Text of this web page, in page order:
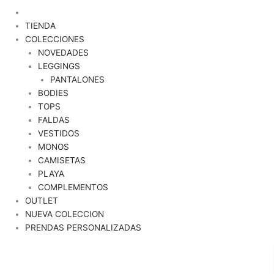
TIENDA
COLECCIONES
NOVEDADES
LEGGINGS
PANTALONES
BODIES
TOPS
FALDAS
VESTIDOS
MONOS
CAMISETAS
PLAYA
COMPLEMENTOS
OUTLET
NUEVA COLECCION
PRENDAS PERSONALIZADAS